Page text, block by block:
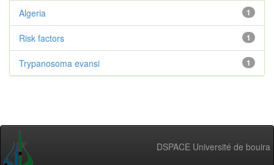
1
Algeria
1
Risk factors
1
Trypanosoma evansi
DSPACE Université de bouira